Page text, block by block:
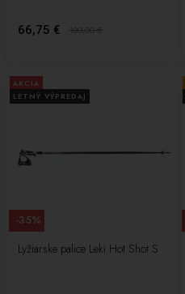
66,75 € 100,00€
AKCIA
LETNÝ VÝPREDAJ
Lyžiarske palice Leki Hot Shot S
-35%